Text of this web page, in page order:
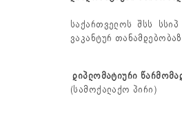
საქართველოს შსს
ვაკანტურ
დიპლომატიური
(სამოქალაქო პირი)